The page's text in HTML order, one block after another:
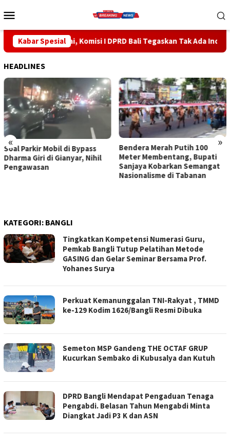
ke
Mobile
Kabar Spesial
Komisi I DPRD Bali Tegaskan Tak Ada Indikasi Penyalahgunaan
HEADLINES
« »
Bendera Merah Putih 100
Meter Membentang, Bupati
Sanjaya Kobarkan Semangat
Sidak Bea Cukai Ngurah Rai,
Komisi I DPRD Bali Tegaskan
Tak Ada Indikasi
Penyalahgunaan Barang
KATEGORI: BANGLI
Tingkatkan Kompetensi Numerasi Guru,
Pemkab Bangli Tutup Pelatihan Metode
GASING dan Gelar Seminar Bersama Prof.
Yohanes Surya
Perkuat Kemanunggalan TNI-Rakyat , TMMD
ke-129 Kodim 1626/Bangli Resmi Dibuka
Semeton MSP Gandeng THE OCTAF GRUP
Kucurkan Sembako di Kubusalya dan Kutuh
DPRD Bangli Mendapat Pengaduan Tenaga
Pengabdi. Belasan Tahun Mengabdi Minta
Diangkat Jadi P3 K dan ASN